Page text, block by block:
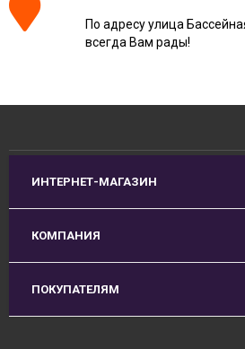
По адресу улица
всегда Вам рады!
ИНТЕРНЕТ-МАГАЗИН
КОМПАНИЯ
ПОКУПАТЕЛЯМ